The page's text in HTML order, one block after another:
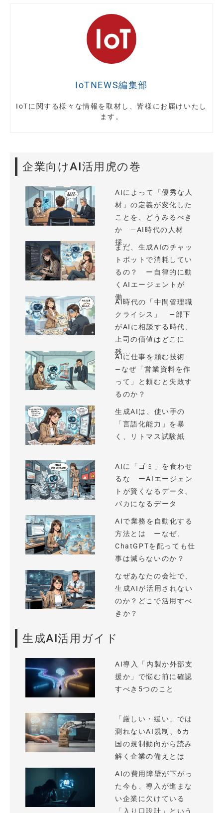
IoTNEWS編集部
IoTに関する様々な情報を取材し、皆様にお届けいたし
ます。
企業向けAI活用虎の巻
AIによって「優秀な人
材」の定義が変化した
ことを、どうみるべき
か —AI時代の人材
採...
まだ、生成AIのチャッ
トボットで消耗してい
るの？ ー自律的に動
くAIエージェントが
働...
AI時代の「中間管理職
クライシス」 —部下
がAIに相談する時代、
上司の価値はどこに
残...
AIに仕事を頼む技術
—なぜ「営業資料を作
って」と頼むと失敗す
るのか？
生成AIは、使い手の
「言語化能力」を暴
く、リトマス試験紙
AIに「ゴミ」を食わせ
るな ーAIエージェン
トが賢くなるデータ、
バカになるデータ
AIで業務を自動化する
方法とは ーなぜ、
ChatGPTを配っても仕
事は減らないのか？
なぜあなたの会社で、
生成AIが活用されない
のか？どこで活用すべ
きか？
生成AI活用ガイド
AI導入「内製か外部支
援か」で悩む前に確認
すべき5つのこと
「厳しい・緩い」では
測れないAI規制、6カ
国の規制動向から読み
解く企業の備えとは
AIの費用障壁が下がっ
た今も、導入が進まな
い企業に欠けている